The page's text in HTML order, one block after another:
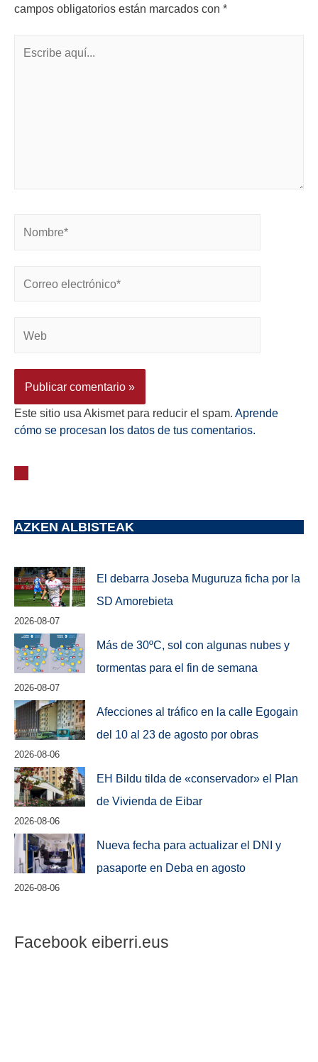
campos obligatorios están marcados con *
Este sitio usa Akismet para reducir el spam. Aprende
cómo se procesan los datos de tus comentarios.
AZKEN ALBISTEAK
El debarra Joseba Muguruza ficha por la
SD Amorebieta
2026-08-07
Más de 30ºC, sol con algunas nubes y
tormentas para el fin de semana
2026-08-07
Afecciones al tráfico en la calle Egogain
del 10 al 23 de agosto por obras
2026-08-06
EH Bildu tilda de «conservador» el Plan
de Vivienda de Eibar
2026-08-06
Nueva fecha para actualizar el DNI y
pasaporte en Deba en agosto
2026-08-06
Facebook eiberri.eus